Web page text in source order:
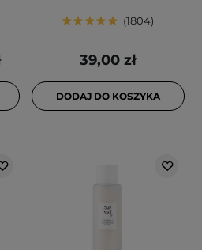
1804
39,00 zł
DODAJ DO KOSZYKA